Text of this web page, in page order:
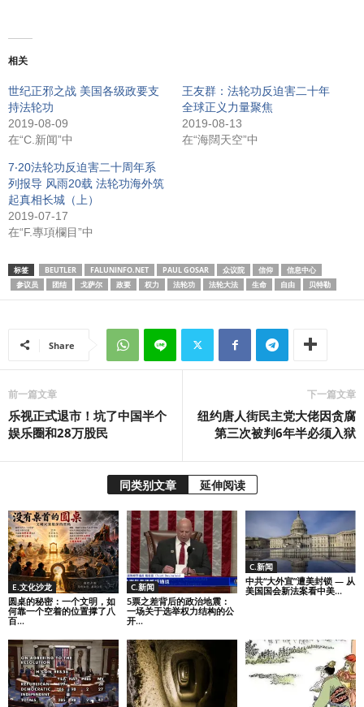
相关
世纪正邪之战 美国各级政要支
持法轮功
2019-08-09
在“C.新闻”中
王友群：法轮功反迫害二十年
全球正义力量聚焦
2019-08-13
在“海闊天空”中
7‧20法轮功反迫害二十周年系
列报导 风雨20载 法轮功海外筑
起真相长城（上）
2019-07-17
在“F.專項欄目”中
标签 BEUTLER FALUNINFO.NET PAUL GOSAR 众议院 信仰
信息中心
参议员
团结 戈萨尔 政要 权力 法轮功 法轮大法 生命 自由 贝特勒
Share
前一篇文章
乐视正式退市！坑了中国半个
娱乐圈和28万股民
下一篇文章
纽约唐人街民主党大佬因贪腐
第三次被判6年半必须入狱
同类别文章 延伸阅读
E.文化沙龙
圆桌的秘密：一个文明，如
何靠一个空着的位置撑了八
百...
C.新闻
5票之差背后的政治地震：
一场关于选举权力结构的公
开...
C.新闻
中共“大外宣”遭美封锁 — 从
美国国会新法案看中美...